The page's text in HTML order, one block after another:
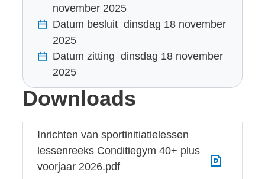
november 2025
Datum besluit dinsdag 18 november
2025
Datum zitting dinsdag 18 november
2025
Downloads
Inrichten van sportinitiatielessen
lessenreeks Conditiegym 40+ plus
voorjaar 2026.pdf